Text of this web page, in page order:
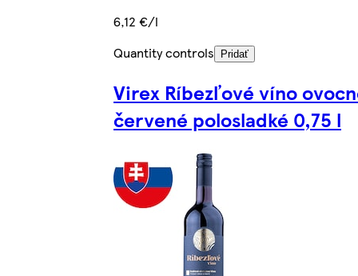
6,12 €/l
Quantity controls
Pridať
Virex Ríbezľové víno
červené polosladké 0,75 l